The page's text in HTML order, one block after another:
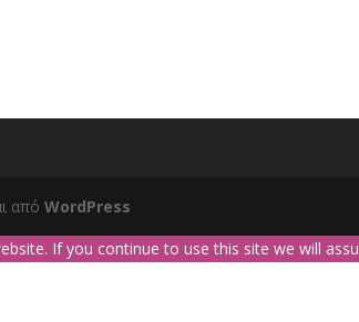
απόWordPress
If you continue to use this site we will